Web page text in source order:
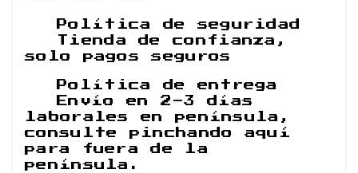
Política de seguridad
Tienda de confianza,
solo pagos seguros
Política de entrega
Envío en 2-3 días
laborales en península,
consulte pinchando aquí
para fuera de la
península.